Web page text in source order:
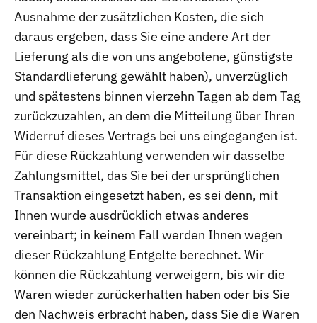
Ausnahme der zusätzlichen Kosten, die sich
daraus ergeben, dass Sie eine andere Art der
Lieferung als die von uns angebotene, günstigste
Standardlieferung gewählt haben), unverzüglich
und spätestens binnen vierzehn Tagen ab dem Tag
zurückzuzahlen, an dem die Mitteilung über Ihren
Widerruf dieses Vertrags bei uns eingegangen ist.
Für diese Rückzahlung verwenden wir dasselbe
Zahlungsmittel, das Sie bei der ursprünglichen
Transaktion eingesetzt haben, es sei denn, mit
Ihnen wurde ausdrücklich etwas anderes
vereinbart; in keinem Fall werden Ihnen wegen
dieser Rückzahlung Entgelte berechnet. Wir
können die Rückzahlung verweigern, bis wir die
Waren wieder zurückerhalten haben oder bis Sie
den Nachweis erbracht haben, dass Sie die Waren